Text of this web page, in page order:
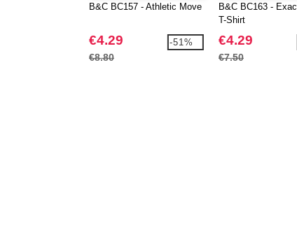
B&C BC157 - Athletic Move
€4.29
€8.80
-51%
B&C BC163 -
T-Shirt
€4.29
€7.50